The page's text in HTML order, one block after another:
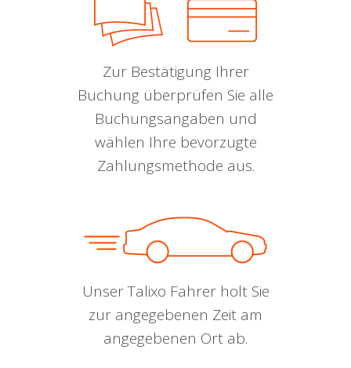
Zur Bestätigung Ihrer
Buchung überprüfen Sie alle
Buchungsangaben und
wählen Ihre bevorzugte
Zahlungsmethode aus.
Unser Talixo Fahrer holt Sie
zur angegebenen Zeit am
angegebenen Ort ab.